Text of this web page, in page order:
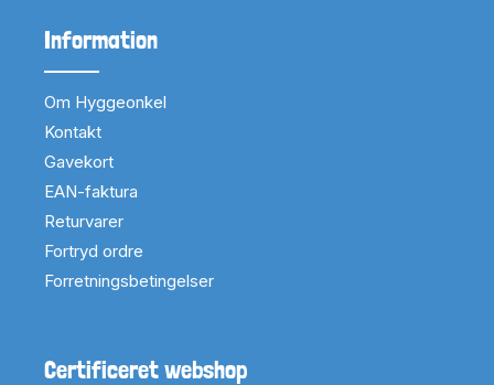
Information
Om Hyggeonkel
Kontakt
Gavekort
EAN-faktura
Returvarer
Fortryd ordre
Forretningsbetingelser
Certificeret webshop